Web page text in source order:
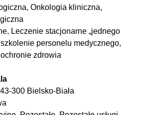
Onkologia kliniczna,
Leczenie stacjonarne „jednego
szkolenie personelu medycznego,
zdrowia
300 Bielsko-Biała